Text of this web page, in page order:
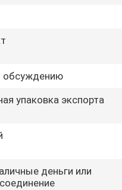
обсуждению
упаковка экспорта
деньги или